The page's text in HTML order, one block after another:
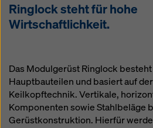
Ringlock steht für hohe
Wirtschaftlichkeit.
Das Modulgerüst Ringlock
Hauptbauteilen und basiert auf
Keilkopftechnik. Vertikale,
Komponenten sowie Stahlbeläge
Gerüstkonstruktion. Hierfür